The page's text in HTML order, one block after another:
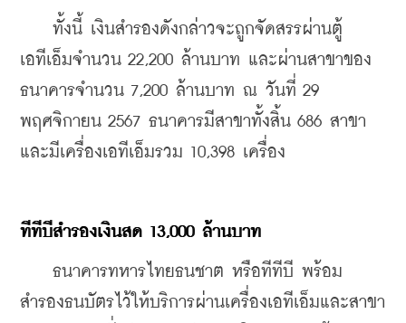
ทั้งนี้ เงินสำรองดังกล่าวจะถูกจัดสรรผ่านตู้
เอทีเอ็มจำนวน 22,200 ล้านบาท และผ่านสาขาของ
ธนาคารจำนวน 7,200 ล้านบาท ณ วันที่ 29
พฤศจิกายน 2567 ธนาคารมีสาขาทั้งสิ้น 686 สาขา
และมีเครื่องเอทีเอ็มรวม 10,398 เครื่อง
ทีทีบีสำรองเงินสด 13,000 ล้านบาท
ธนาคารทหารไทยธนชาต หรือทีทีบี พร้อม
สำรองธนบัตรไว้ให้บริการผ่านเครื่องเอทีเอ็มและสาขา